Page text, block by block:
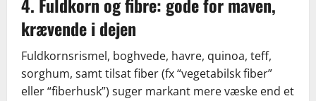
4. Fuldkorn og fibre: gode for maven,
krævende i dejen
Fuldkornsrismel, boghvede, havre, quinoa, teff,
sorghum, samt tilsat fiber (fx “vegetabilsk fiber”
eller “fiberhusk”) suger markant mere væske end et